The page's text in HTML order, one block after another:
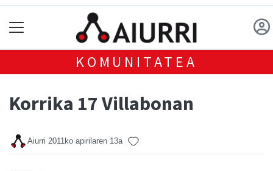
KOMUNITATEA
Korrika 17 Villabonan
Aiurri 2011ko apirilaren 13a